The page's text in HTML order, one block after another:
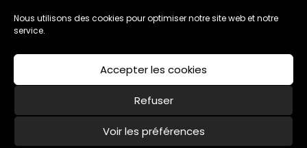
Nous utilisons des cookies pour optimiser notre site web et notre
service.
Accepter les cookies
Refuser
Voir les préférences
Politique de cookies (UE) Mentions légales